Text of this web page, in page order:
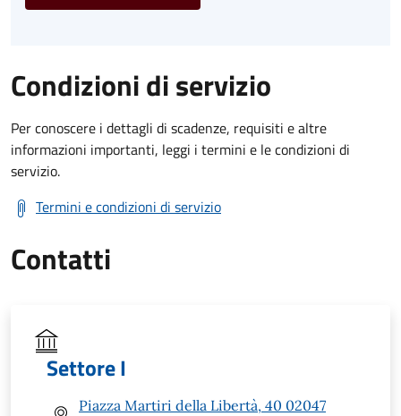
Condizioni di servizio
Per conoscere i dettagli di scadenze, requisiti e altre
informazioni importanti, leggi i termini e le condizioni di
servizio.
Termini e condizioni di servizio
Contatti
Settore I
Piazza Martiri della Libertà, 40 02047